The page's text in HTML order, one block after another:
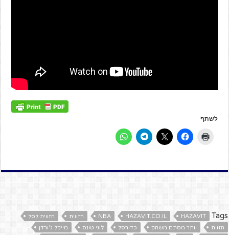
לשתף
Tags
HAZAVIT
HAZAVIT.CO.IL
NBA הזווית
הזווית לסל
הזוית
יותר מסתם משחק כדורסל לוני טונס
מייקל ג'ורדן